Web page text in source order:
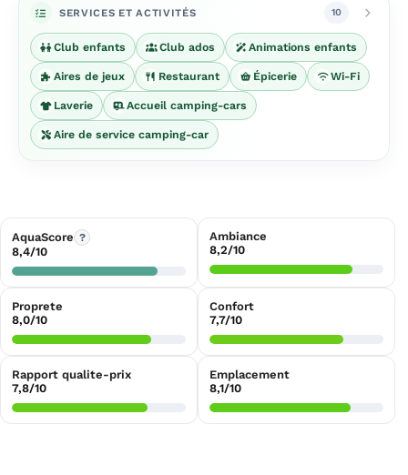
SERVICES ET ACTIVITÉS 10
Club enfants Club ados Animations enfants
Aires de jeux Restaurant Épicerie Wi-Fi
Laverie Accueil camping-cars
Aire de service camping-car
AquaScore ?
8,4/10
Ambiance
8,2/10
Proprete
8,0/10
Confort
7,7/10
Rapport qualite-prix
7,8/10
Emplacement
8,1/10